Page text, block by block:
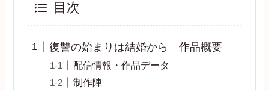
目次
復讐の始まりは結婚から 作品概要
配信情報・作品データ
制作陣